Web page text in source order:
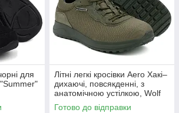
для
Літні легкі кросівки Aero Хакі–
дихаючі, повсякденні, з
анатомічною устілкою, Wolf
Original
Готово до відправки